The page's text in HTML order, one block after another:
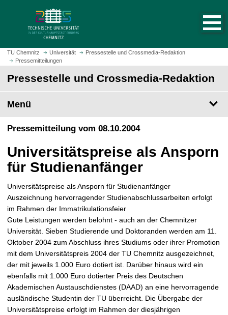
m
H
t
s
i
e
a
u
u
f
e
n
TU Chemnitz Universität
Pressestelle und Crossmedia-Redaktion
Pressemitteilungen
Pressestelle und Crossmedia-Redaktion
Menü
Pressemitteilung vom 08.10.2004
Universitätspreise als Ansporn
für Studienanfänger
Universitätspreise als Ansporn für Studienanfänger
Auszeichnung hervorragender Studienabschlussarbeiten erfolgt
im Rahmen der Immatrikulationsfeier
Gute Leistungen werden belohnt - auch an der Chemnitzer
Universität. Sieben Studierende und Doktoranden werden am 11.
Oktober 2004 zum Abschluss ihres Studiums oder ihrer Promotion
mit dem Universitätspreis 2004 der TU Chemnitz ausgezeichnet,
der mit jeweils 1.000 Euro dotiert ist. Darüber hinaus wird ein
ebenfalls mit 1.000 Euro dotierter Preis des Deutschen
Akademischen Austauschdienstes (DAAD) an eine hervorragende
ausländische Studentin der TU überreicht. Die Übergabe der
Universitätspreise erfolgt im Rahmen der diesjährigen